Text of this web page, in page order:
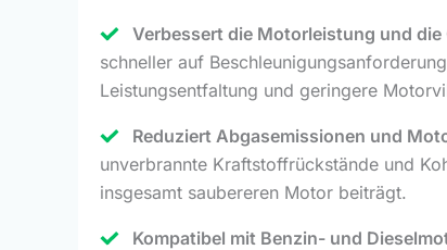
Verbessert die Motorleistung und die
schneller auf
Leistungsentfaltung und geringere
Reduziert Abgasemissionen und
unverbrannte Kraftstoffrückstände und
insgesamt saubereren Motor beiträgt.
Kompatibel mit Benzin- und